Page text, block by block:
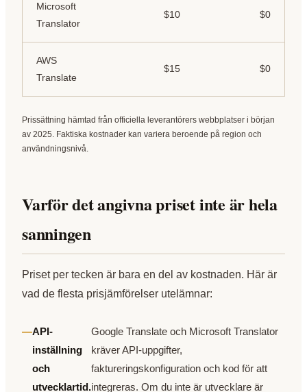
Microsoft
Translator
$10 $0
AWS
Translate
$15 $0
Prissättning hämtad från officiella leverantörers webbplatser i början
av 2025. Faktiska kostnader kan variera beroende på region och
användningsnivå.
Varför det angivna priset inte är hela
sanningen
Priset per tecken är bara en del av kostnaden. Här är
vad de flesta prisjämförelser utelämnar:
API-
inställning
och
utvecklartid.
Google Translate och Microsoft Translator
kräver API-uppgifter,
faktureringskonfiguration och kod för att
integreras. Om du inte är utvecklare är